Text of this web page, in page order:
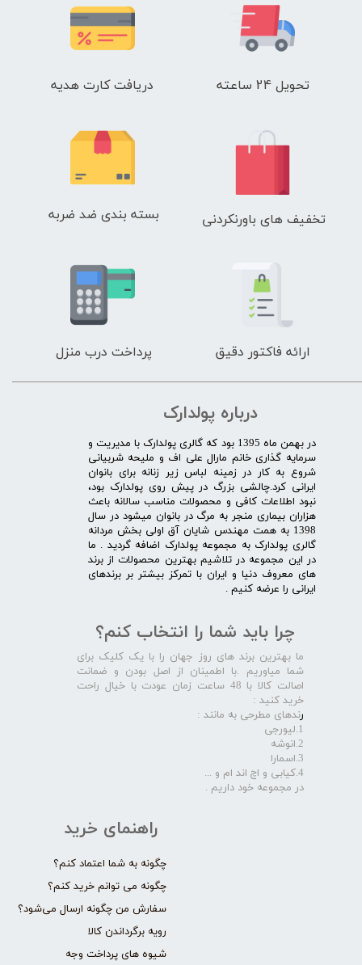
تحویل 24 ساعته دریافت کارت هدیه
تخفیف های باورنکردنی بسته بندی ضد ضربه
ارائه فاکتور دقیق پرداخت درب منزل
درباره پولدارک
در بهمن ماه 1395 بود که گالری پولدارک با مدیریت و
سرمایه گذاری خانم مارال علی اف و ملیحه شربیانی
شروع به کار در زمینه لباس زیر زنانه برای بانوان
ایرانی کرد.چالشی بزرگ در پیش روی پولدارک بود،
نبود اطلاعات کافی و محصولات مناسب سالانه باعث
هزاران بیماری منجر به مرگ در بانوان میشود در سال
1398 به همت مهندس شایان آق اولی بخش مردانه
گالری پولدارک به مجموعه پولدارک اضافه گردید . ما
در این مجموعه در تلاشیم بهترین محصولات از برند
های معروف دنیا و ایران با تمرکز بیشتر بر برندهای
ایرانی را عرضه کنیم .​​​​​​​
راهنمای خرید
چگونه به شما اعتماد کنم؟
چگونه می توانم خرید کنم؟
سفارش من چگونه ارسال می‌شود؟
رویه برگرداندن کالا
شیوه های پرداخت وجه
چرا باید شما را انتخاب کنم؟
ما بهترین برند های روز جهان را با یک کلیک برای
شما میاوریم .با اطمینان از اصل بودن و ضمانت
اصالت کالا با 48 ساعت زمان عودت با خیال راحت
خرید کنید :
رندهای مطرحی به مانند :
1.لیورجی
2.انوشه
3.اسمارا
4.کیابی و اچ اند ام و ...
در مجموعه خود داریم .​​​​​​​